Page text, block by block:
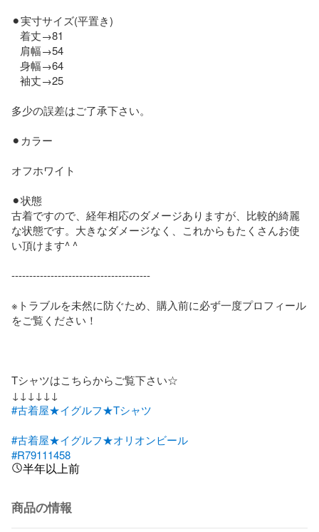
⚫︎実寸サイズ(平置き)
多少の誤差はご了承下さい。
⚫︎カラー
オフホワイト
⚫︎状態
古着ですので、経年相応のダメージありますが、比較的綺麗
な状態です。大きなダメージなく、これからもたくさんお使
い頂けます^ ^
---------------------------------------
※トラブルを未然に防ぐため、購入前に必ず一度プロフィール
をご覧ください！
Tシャツはこちらからご覧下さい☆
#古着屋★イグルフ★Tシャツ
#古着屋★イグルフ★オリオンビール
#R79111458
半年以上前
商品の情報